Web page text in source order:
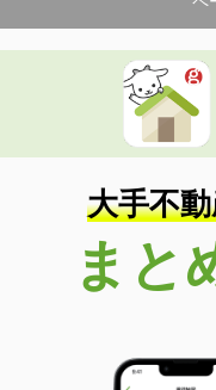
大手不
まと